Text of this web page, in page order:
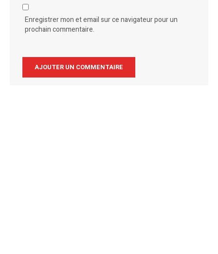
Enregistrer mon et email sur ce navigateur pour un
prochain commentaire.